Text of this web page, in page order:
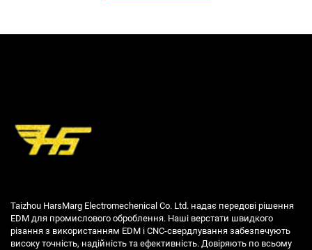
Taizhou HarsMarg Electromechenical Co. Ltd. надає передові рішення
EDM для промислового оброблення. Наші верстати швидкого
різання з використанням EDM і CNC-свердлування забезпечують
високу точність, надійність та ефективність. Довіряють по всьому